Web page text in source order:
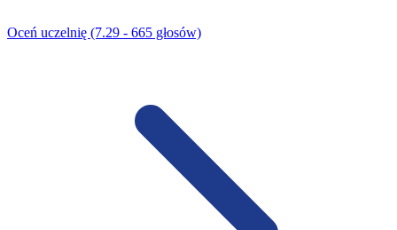
Oceń uczelnię (7.29 - 665 głosów)